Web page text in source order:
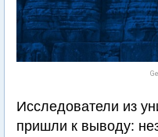
Исследователи из
пришли к выводу: